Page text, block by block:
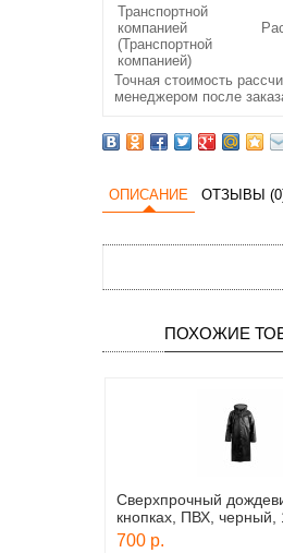
Транспортной
компанией
(Транспортной
компанией)
Точная стоимость
менеджером после
ОПИСАНИЕ ОТЗЫВЫ
ПОХОЖИЕ
Сверхпрочный
кнопках, ПВХ, черный,
700 р.